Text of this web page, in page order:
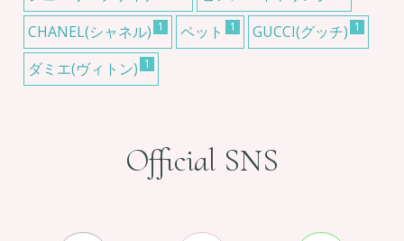
CHANEL(シャネル) 1 ペット 1 GUCCI(グッチ) 1
ダミエ(ヴィトン) 1
Official SNS